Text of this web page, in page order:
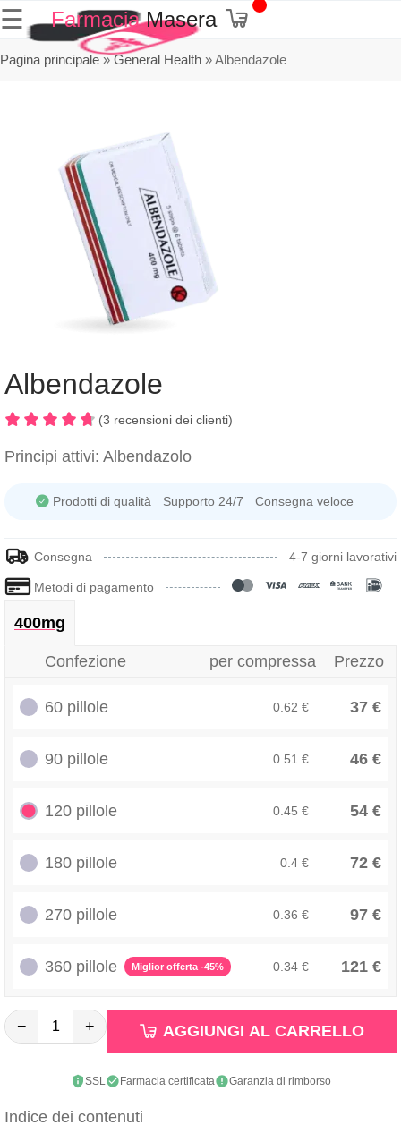
☰ FarmaciaMasera
Pagina principale»General Health »Albendazole
Albendazole
(3 recensioni dei clienti)
Principi attivi: Albendazolo
Prodotti di qualità Supporto 24/7 Consegna veloce
Consegna 4-7 giorni lavorativi
Metodi di pagamento
400mg
Confezione per compressa Prezzo
60 pillole 0.62 € 37 €
90 pillole 0.51 € 46 €
120 pillole 0.45 € 54 €
180 pillole 0.4 € 72 €
270 pillole 0.36 € 97 €
360 pillole Miglior offerta -45% 0.34 € 121 €
− + AGGIUNGI AL CARRELLO
SSL Farmacia certificata Garanzia di rimborso
Indice dei contenuti